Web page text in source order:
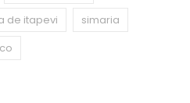
de itapevi
simaria